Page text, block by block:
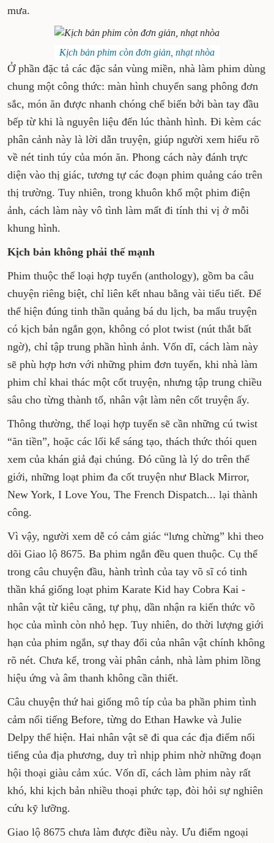
mưa.
Kịch bản phim còn đơn giản, nhạt nhòa
Ở phần đặc tả các đặc sản vùng miền, nhà làm phim dùng
chung một công thức: màn hình chuyển sang phông đơn
sắc, món ăn được nhanh chóng chế biến bởi bàn tay đầu
bếp từ khi là nguyên liệu đến lúc thành hình. Đi kèm các
phân cảnh này là lời dẫn truyện, giúp người xem hiểu rõ
về nét tinh túy của món ăn. Phong cách này đánh trực
diện vào thị giác, tương tự các đoạn phim quảng cáo trên
thị trường. Tuy nhiên, trong khuôn khổ một phim điện
ảnh, cách làm này vô tình làm mất đi tính thi vị ở mỗi
khung hình.
Kịch bản không phải thế mạnh
Phim thuộc thể loại hợp tuyển (anthology), gồm ba câu
chuyện riêng biệt, chỉ liên kết nhau bằng vài tiểu tiết. Để
thể hiện đúng tinh thần quảng bá du lịch, ba mẩu truyện
có kịch bản ngắn gọn, không có plot twist (nút thắt bất
ngờ), chỉ tập trung phần hình ảnh. Vốn dĩ, cách làm này
sẽ phù hợp hơn với những phim đơn tuyến, khi nhà làm
phim chỉ khai thác một cốt truyện, nhưng tập trung chiều
sâu cho từng thành tố, nhân vật làm nên cốt truyện ấy.
Thông thường, thể loại hợp tuyển sẽ cần những cú twist
“ăn tiền”, hoặc các lối kể sáng tạo, thách thức thói quen
xem của khán giả đại chúng. Đó cũng là lý do trên thế
giới, những loạt phim đa cốt truyện như Black Mirror,
New York, I Love You, The French Dispatch... lại thành
công.
Vì vậy, người xem dễ có cảm giác “lưng chừng” khi theo
dõi Giao lộ 8675. Ba phim ngắn đều quen thuộc. Cụ thể
trong câu chuyện đầu, hành trình của tay võ sĩ có tinh
thần khá giống loạt phim Karate Kid hay Cobra Kai -
nhân vật từ kiêu căng, tự phụ, dần nhận ra kiến thức võ
học của mình còn nhỏ hẹp. Tuy nhiên, do thời lượng giới
hạn của phim ngắn, sự thay đổi của nhân vật chính không
rõ nét. Chưa kể, trong vài phân cảnh, nhà làm phim lồng
hiệu ứng và âm thanh không cần thiết.
Câu chuyện thứ hai giống mô típ của ba phần phim tình
cảm nổi tiếng Before, từng do Ethan Hawke và Julie
Delpy thể hiện. Hai nhân vật sẽ đi qua các địa điểm nổi
tiếng của địa phương, duy trì nhịp phim nhờ những đoạn
hội thoại giàu cảm xúc. Vốn dĩ, cách làm phim này rất
khó, khi kịch bản nhiều thoại phức tạp, đòi hỏi sự nghiên
cứu kỹ lưỡng.
Giao lộ 8675 chưa làm được điều này. Ưu điểm ngoại